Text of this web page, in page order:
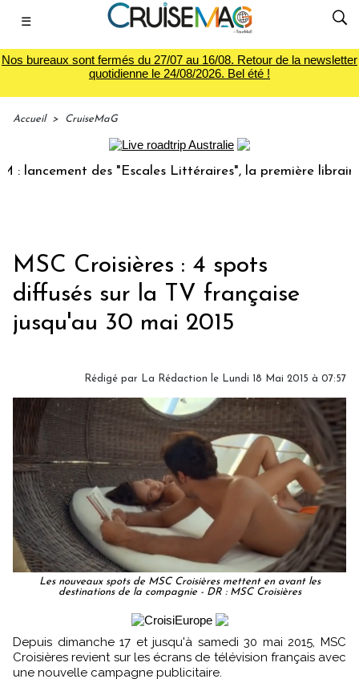
☰
Nos bureaux sont fermés du 27/07 au 16/08. Retour de la newsletter
quotidienne le 24/08/2026. Bel été !
Accueil > CruiseMaG
des "Escales Littéraires", la première librairie du
MSC Croisières : 4 spots
diffusés sur la TV française
jusqu'au 30 mai 2015
Rédigé par La Rédaction le Lundi 18 Mai 2015 à 07:57
Les nouveaux spots de MSC Croisières mettent en avant les
destinations de la compagnie - DR : MSC Croisières
Depuis dimanche 17 et jusqu'à samedi 30 mai 2015, MSC
Croisières revient sur les écrans de télévision français avec
une nouvelle campagne publicitaire.